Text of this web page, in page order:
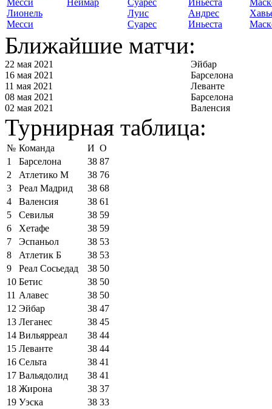
Лионель
Месси
Луис
Суарес
Андрес
Иньеста
Ближайшие матчи:
22 мая 2021
Эйбар
16 мая 2021
Барселона
11 мая 2021
Леванте
08 мая 2021
Барселона
02 мая 2021
Валенсия
Турнирная таблица:
№ Команда И О
1
Барселона 38 87
2
Атлетико М 38 76
3
Реал Мадрид 38 68
4
Валенсия 38 61
5
Севилья 38 59
6
Хетафе 38 59
7
Эспаньол 38 53
8
Атлетик Б 38 53
9
Реал Сосьедад 38 50
10 Бетис 38 50
11 Алавес 38 50
12 Эйбар 38 47
13 Леганес 38 45
14 Вильярреал 38 44
15 Леванте 38 44
16 Сельта 38 41
17 Вальядолид 38 41
18 Жирона 38 37
19 Уэска 38 33